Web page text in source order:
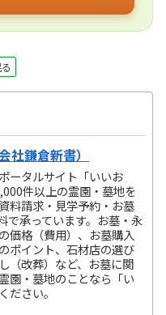
社鎌倉新書）
ータルサイト「いいお
件以上の霊園・墓地を
料請求・見学予約・お墓
で承っています。お墓・永
価格（費用）、お墓購入
ポイント、石材店の選び
（改葬）など、お墓に関
園・墓地のことなら「い
ださい。